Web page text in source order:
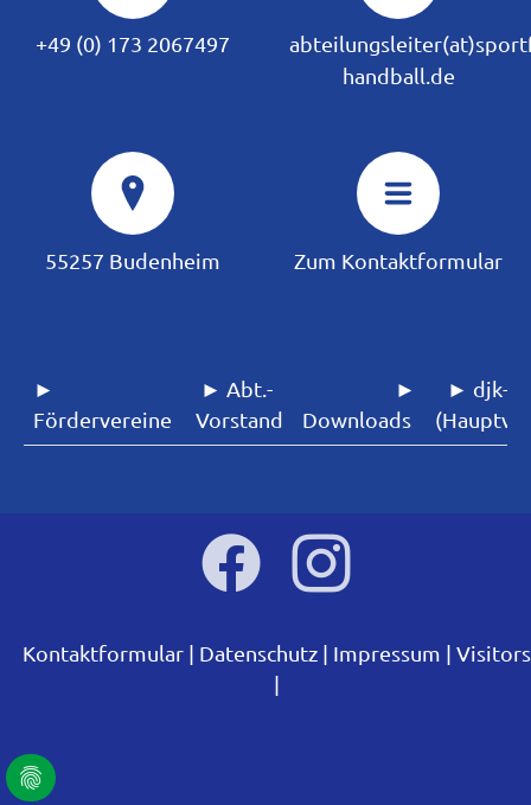
+49 (0) 173 2067497
handball.de
55257 Budenheim Zum Kontaktformular
►
Fördervereine
► Abt.-
Vorstand
►
Downloads
► djk-
Kontaktformular Datenschutz Impressum Visitors